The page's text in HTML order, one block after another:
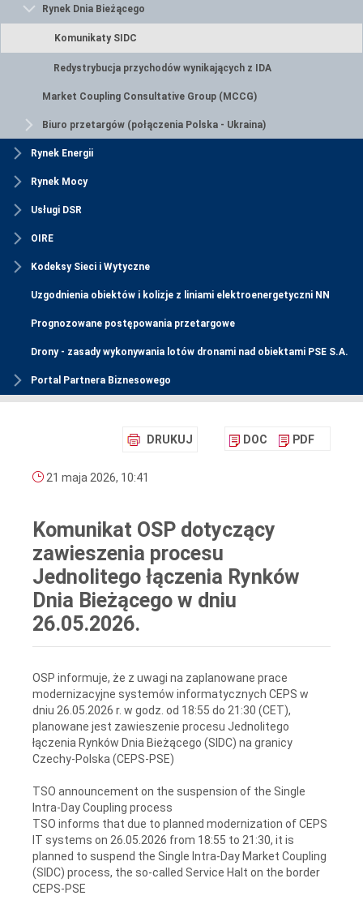
Rynek Dnia Bieżącego
Komunikaty SIDC
Redystrybucja przychodów wynikających z IDA
Market Coupling Consultative Group (MCCG)
Biuro przetargów (połączenia Polska - Ukraina)
Rynek Energii
Rynek Mocy
Usługi DSR
OIRE
Kodeksy Sieci i Wytyczne
Uzgodnienia obiektów i kolizje z liniami elektroenergetyczni NN
Prognozowane postępowania przetargowe
Drony - zasady wykonywania lotów dronami nad obiektami PSE S.A.
Portal Partnera Biznesowego
DRUKUJ DOC PDF
21 maja 2026, 10:41
Komunikat OSP dotyczący
zawieszenia procesu
Jednolitego łączenia Rynków
Dnia Bieżącego w dniu
26.05.2026.
OSP informuje, że z uwagi na zaplanowane prace
modernizacyjne systemów informatycznych CEPS w
dniu 26.05.2026 r. w godz. od 18:55 do 21:30 (CET),
planowane jest zawieszenie procesu Jednolitego
łączenia Rynków Dnia Bieżącego (SIDC) na granicy
Czechy-Polska (CEPS-PSE)
TSO announcement on the suspension of the Single
Intra-Day Coupling process
TSO informs that due to planned modernization of CEPS
IT systems on 26.05.2026 from 18:55 to 21:30, it is
planned to suspend the Single Intra-Day Market Coupling
(SIDC) process, the so-called Service Halt on the border
CEPS-PSE